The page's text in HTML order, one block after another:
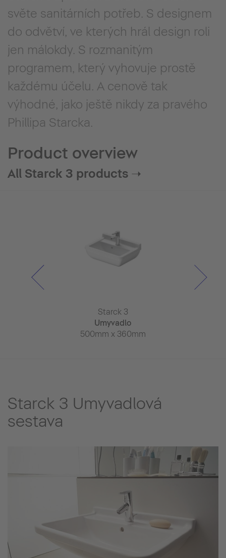
světe sanitárních potřeb. S designem
do odvětví, ve kterých hrál design roli
jen málokdy. S rozmanitým
programem, který vyhovuje prostě
každému účelu. A cenově tak
výhodné, jako ještě nikdy za pravého
Phillipa Starcka.
Product overview
All Starck 3 products ➝
Starck 3
Umyvadlo
500mm x 360mm
Starck 3 Umyvadlová
sestava